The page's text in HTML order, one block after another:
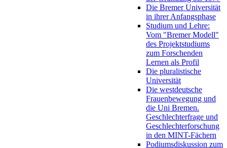
Die Bremer Universität
in ihrer Anfangsphase
Studium und Lehre:
Vom "Bremer Modell"
des Projektstudiums
zum Forschenden
Lernen als Profil
Die pluralistische
Universität
Die westdeutsche
Frauenbewegung und
die Uni Bremen.
Geschlechterfrage und
Geschlechterforschung
in den MINT-Fächern
Podiumsdiskussion zum